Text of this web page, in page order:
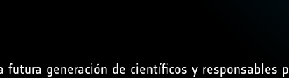
futura generación de científicos y